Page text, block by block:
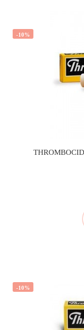
-10%
-10%